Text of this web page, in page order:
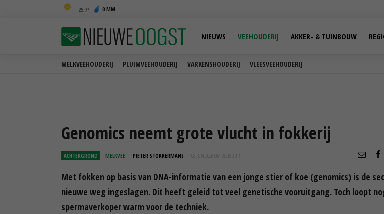
25,7 0 MM
MELKVEEHOUDERIJ PLUIMVEEHOUDERIJ VARKENSHOUDERIJ VLEESVEEHOUDERIJ
NIEUWS VEEHOUDERIJ AKKER- & TUINBOUW
Genomics neemt grote vlucht in fokkerij
ACHTERGROND MELKVEE PIETER STOKKERMANS 08 JUN 2026 OM 06:15
Met fokken op basis van DNA-informatie van een jonge stier of koe (genomics) is de
nieuwe weg ingeslagen. Dit heeft geleid tot veel genetische vooruitgang. Toch loopt
spermaverkoper warm voor de techniek.